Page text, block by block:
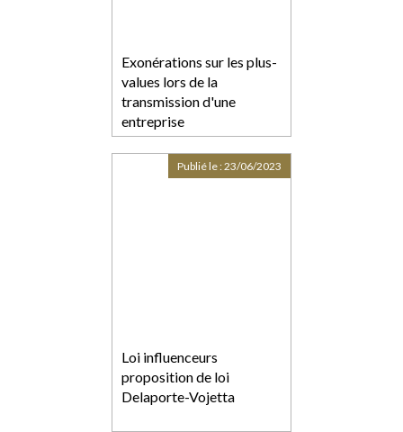
Exonérations sur les plus-
values lors de la
transmission d'une
entreprise
Loi influenceurs
proposition de loi
Delaporte-Vojetta
Publié le :23/06/2023